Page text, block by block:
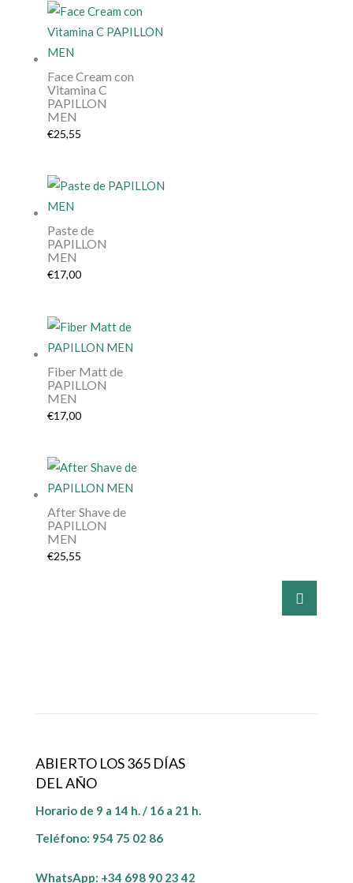
Face Cream con
Vitamina C
PAPILLON
MEN
€25,55
Paste de
PAPILLON
MEN
€17,00
Fiber Matt de
PAPILLON
MEN
€17,00
After Shave de
PAPILLON
MEN
€25,55
ABIERTO LOS 365 DÍAS
DEL AÑO
Horario de 9 a 14 h. / 16 a 21 h.
Teléfono: 954 75 02 86
WhatsApp: +34 698 90 23 42